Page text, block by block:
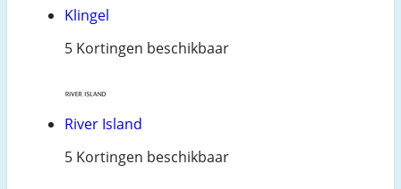
Klingel
5 Kortingen beschikbaar
River Island
5 Kortingen beschikbaar